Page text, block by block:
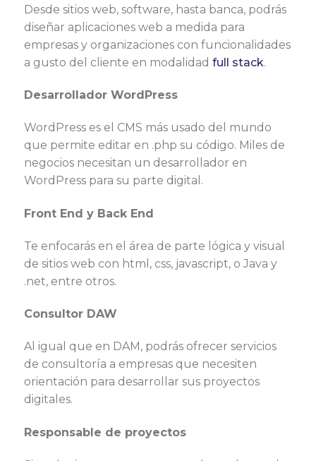
Desde sitios web, software, hasta banca, podrás
diseñar aplicaciones web a medida para
empresas y organizaciones con funcionalidades
a gusto del cliente en modalidad full stack.
Desarrollador WordPress
WordPress es el CMS más usado del mundo
que permite editar en .php su código. Miles de
negocios necesitan un desarrollador en
WordPress para su parte digital.
Front End y Back End
Te enfocarás en el área de parte lógica y visual
de sitios web con html, css, javascript, o Java y
.net, entre otros.
Consultor DAW
Al igual que en DAM, podrás ofrecer servicios
de consultoría a empresas que necesiten
orientación para desarrollar sus proyectos
digitales.
Responsable de proyectos